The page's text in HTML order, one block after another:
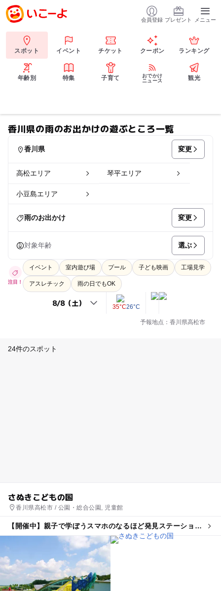
会員登録 プレゼント メニュー
スポット イベント チケット クーポン ランキング
年齢別 特集 子育て
おでかけ
ニュース
観光
香川県の雨のお出かけの遊ぶところ一覧
香川県 変更
高松エリア 琴平エリア
小豆島エリア
雨のお出かけ 変更
対象年齢 選ぶ
注目！
イベント 室内遊び場 プール 子ども映画 工場見学
アスレチック 雨の日でもOK
35°C26°C
予報地点：香川県高松市
24件のスポット
さぬきこどもの国
香川県高松市 / 公園・総合公園, 児童館
【開催中】親子で学ぼうスマホのなるほど発見ステーション